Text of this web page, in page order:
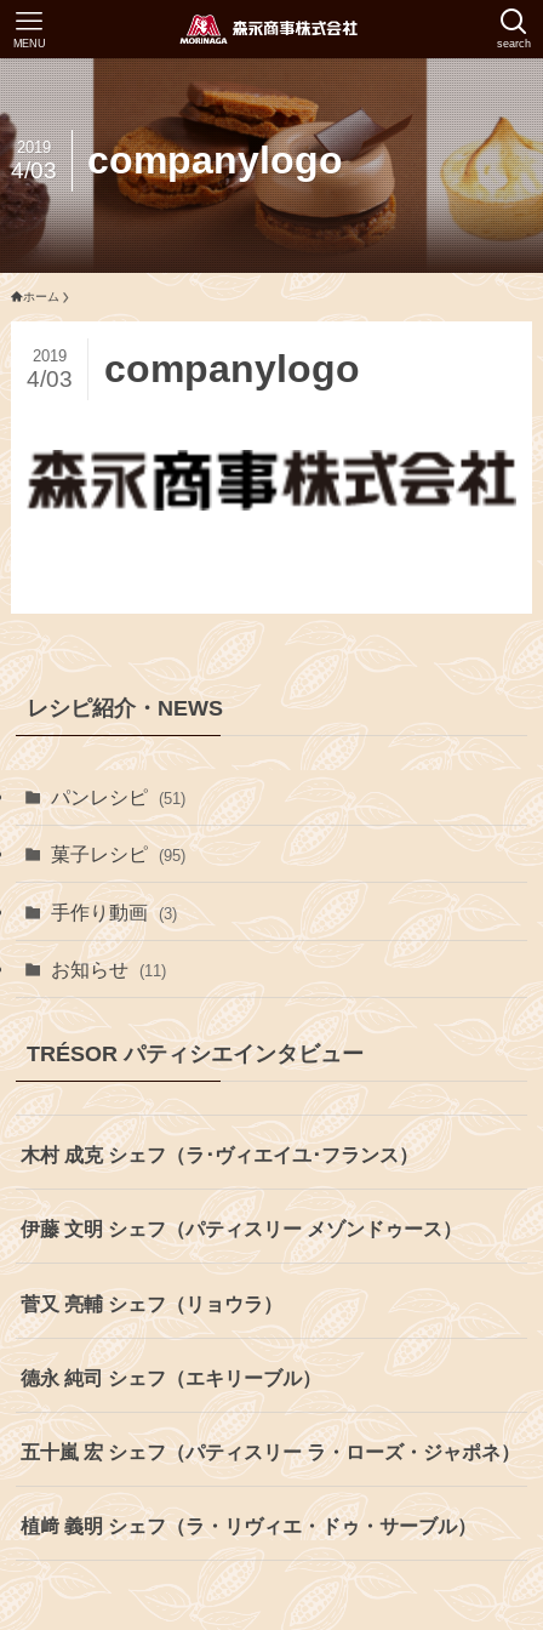
search
MENU
companylogo
2019
4/03
ホーム
companylogo
2019
4/03
レシピ紹介・NEWS
パンレシピ (51)
菓子レシピ (95)
手作り動画 (3)
お知らせ (11)
TRÉSOR パティシエインタビュー
木村 成克 シェフ（ラ･ヴィエイユ･フランス）
伊藤 文明 シェフ（パティスリー メゾンドゥース）
菅又 亮輔 シェフ（リョウラ）
德永 純司 シェフ（エキリーブル）
五十嵐 宏 シェフ（パティスリー ラ・ローズ・ジャポネ）
植﨑 義明 シェフ（ラ・リヴィエ・ドゥ・サーブル）